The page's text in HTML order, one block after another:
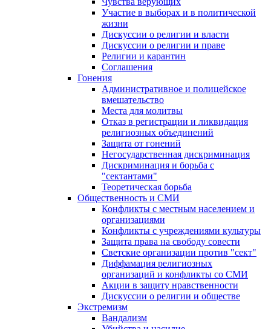
Участие в выборах и в политической
жизни
Дискуссии о религии и власти
Дискуссии о религии и праве
Религии и карантин
Соглашения
Гонения
Административное и полицейское
вмешательство
Места для молитвы
Отказ в регистрации и ликвидация
религиозных объединений
Защита от гонений
Негосударственная дискриминация
Дискриминация и борьба с
"сектантами"
Теоретическая борьба
Общественность и СМИ
Конфликты с местным населением и
организациями
Конфликты с учреждениями культуры
Защита права на свободу совести
Светские организации против "сект"
Диффамация религиозных
организаций и конфликты со СМИ
Акции в защиту нравственности
Дискуссии о религии и обществе
Экстремизм
Вандализм